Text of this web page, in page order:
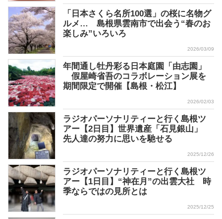
「日本さくら名所100選」の桜に名物グ
ルメ… 島根県雲南市で出会う“春のお
楽しみ”いろいろ
2026/03/09
年間通し牡丹彩る日本庭園「由志園」
假屋崎省吾のコラボレーション展を
期間限定で開催【島根・松江】
2026/02/03
ラジオパーソナリティーと行く島根ツ
アー【2日目】世界遺産「石見銀山」
先人達の努力に思いを馳せる
2025/12/26
ラジオパーソナリティーと行く島根ツ
アー【1日目】“神在月”の出雲大社 時
季ならではの見所とは
2025/12/25